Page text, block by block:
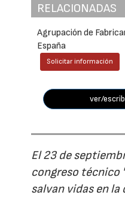
RELACIONADAS
Agrupación de
España
Solicitar información
ver/
El 23 de
congreso técnico
salvan vidas en la